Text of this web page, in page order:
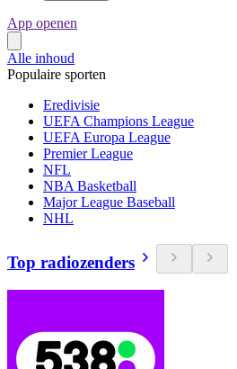
App openen
Alle inhoud
Populaire sporten
Eredivisie
UEFA Champions League
UEFA Europa League
Premier League
NFL
NBA Basketball
Major League Baseball
NHL
Top radiozenders